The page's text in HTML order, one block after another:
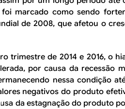
marcado como sendo
de 2008, que afetou o
trimestre de 2014 e 2016, o
por causa da recessão
nessa condição
negativos do produto
da estagnação do produto